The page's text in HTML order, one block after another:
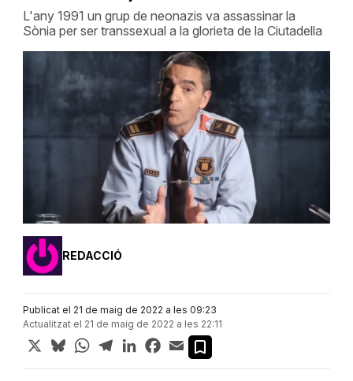
L'any 1991 un grup de neonazis va assassinar la
Sònia per ser transsexual a la glorieta de la Ciutadella
REDACCIÓ
Publicat el 21 de maig de 2022 a les 09:23
Actualitzat el 21 de maig de 2022 a les 22:11
X BlueskyWhatsApp
TelegramLinkedInFacebook
Email